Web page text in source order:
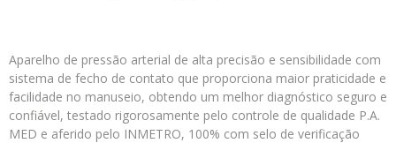
Aparelho de pressão arterial de alta precisão e sensibilidade com
sistema de fecho de contato que proporciona maior praticidade e
facilidade no manuseio, obtendo um melhor diagnóstico seguro e
confiável, testado rigorosamente pelo controle de qualidade P.A.
MED e aferido pelo INMETRO, 100% com selo de verificação